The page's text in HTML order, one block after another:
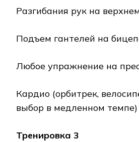
Разгибания рук на
Подъем гантелей на
Любое упражнение на
Кардио (орбитрек,
выбор в медленном
Тренировка 3